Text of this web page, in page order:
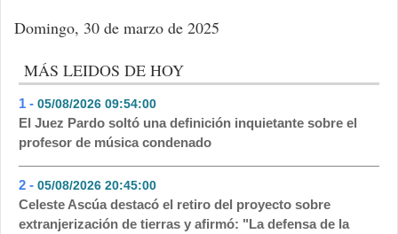
Domingo, 30 de marzo de 2025
MÁS LEIDOS DE HOY
1 - 05/08/2026 09:54:00
El Juez Pardo soltó una definición inquietante sobre el
profesor de música condenado
2 - 05/08/2026 20:45:00
Celeste Ascúa destacó el retiro del proyecto sobre
extranjerización de tierras y afirmó: "La defensa de la